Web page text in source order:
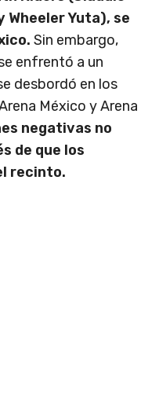
Wheeler Yuta), se
Sin embargo,
enfrentó a un
desbordó en los
México y Arena
negativas no
de que los
recinto.